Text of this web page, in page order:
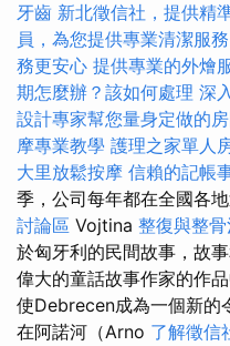
牙齒 新北徵信社，提供精
員，為您提供專業清潔服務
務更安心 提供專業的外燴
期怎麼辦？該如何處理 深
設計專家幫您量身定做的
摩專業教學 護理之家單人
大里放鬆按摩 信賴的記帳
季，公司每年都在全國各
討論區 Vojtina 整復與整
於匈牙利的民間故事，故
偉大的童話故事作家的作
使Debrecen成為一個新的
在阿諾河（Arno 了解徵信